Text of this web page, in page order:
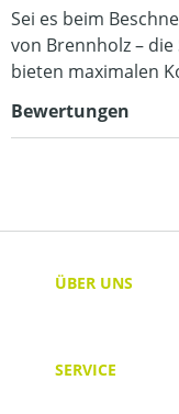
Sei es beim
von Brennholz – die
bieten maximalen
Bewertungen
ÜBER UNS
SERVICE